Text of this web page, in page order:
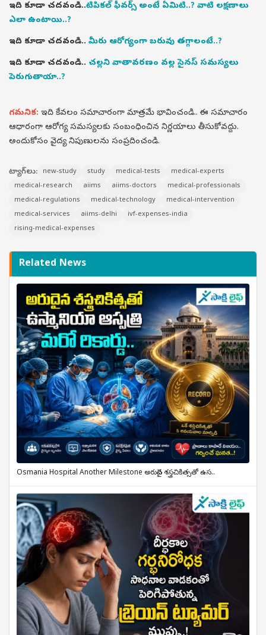
ఇది కూడా చదవండి..టిపికల్ ఫీవర్స్ అంటే ఏమిటి..? వాటి లక్షణాలు
ఎలా ఉంటాయి..?
ఇది కూడా చదవండి.. మీరు ఆరోగ్యంగా బరువు తగ్గాలంటే..?
ఇది కూడా చదవండి.. చల్లని వాతావరణం వల్ల సైనస్ సమస్యలు
పెరుగుతాయా..?
గమనిక: ఇది కేవలం సమాచారంగా మాత్రమే భావించండి.. ఈ సమాచారం
ఆధారంగా ఆరోగ్య సమస్యలకు సంబంధించిన నిర్ణయాలు తీసుకోవద్దు.
అందుకోసం వైద్య నిపుణులను సంప్రదించండి.
ట్యాగ్‌లు: new-study study medical-tests
medical-experts
medical-research
aiims aiims-doctors
medical-professionals
medical-regulations
medical-technology
medical-intervention
medical-services
aiims-delhi
ivf-expenses-india
rising-medical-expenses
Related News
Osmania Hospital Another Milestone అరుదైన శస్త్రచికిత్సతో ఉస..